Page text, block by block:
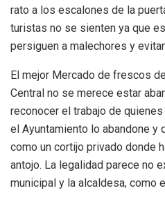
rato a los escalones de la
turistas no se sienten ya que
persiguen a malechores y
El mejor Mercado de frescos
Central no se merece estar
reconocer el trabajo de
el Ayuntamiento lo abandone
como un cortijo privado donde
antojo. La legalidad parece no
municipal y la alcaldesa, como